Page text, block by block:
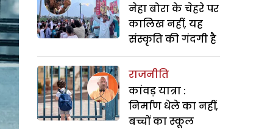
नेहा बोरा के चेहरे पर
कालिख नहीं, यह
संस्कृति की गंदगी है
राजनीति
कांवड़ यात्रा :
निर्माण धेले का नहीं,
बच्चों का स्कूल